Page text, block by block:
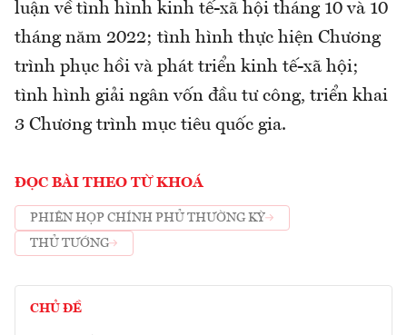
luận về tình hình kinh tế-xã hội tháng 10 và 10
tháng năm 2022; tình hình thực hiện Chương
trình phục hồi và phát triển kinh tế-xã hội;
tình hình giải ngân vốn đầu tư công, triển khai
3 Chương trình mục tiêu quốc gia.
ĐỌC BÀI THEO TỪ KHOÁ
PHIÊN HỌP CHÍNH PHỦ THƯỜNG KỲ
THỦ TƯỚNG
CHỦ ĐỀ